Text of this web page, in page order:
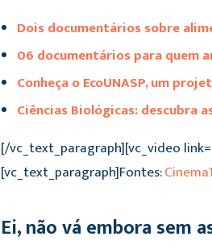
Dois documentários sobre
06 documentários para quem
Conheça o EcoUNASP, um
Ciências Biológicas: descubra
[/vc_text_paragraph][vc_video
[vc_text_paragraph]Fontes:
Ei, não vá embora sem